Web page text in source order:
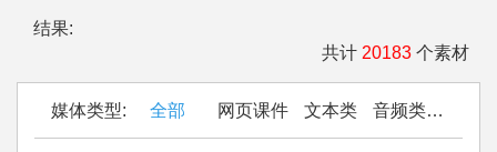
结果:
共计 20183 个素材
媒体类型: 全部 网页课件 文本类 音频类